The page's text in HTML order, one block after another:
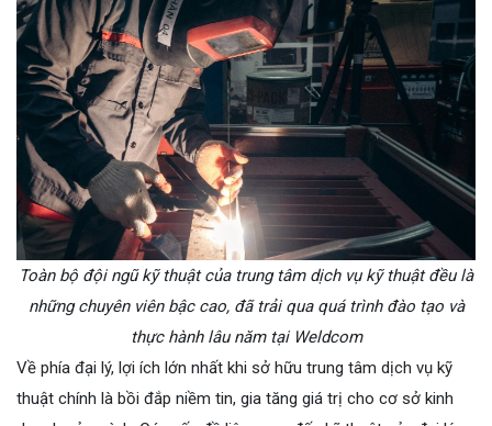
Toàn bộ đội ngũ kỹ thuật của trung tâm dịch vụ kỹ thuật đều là
những chuyên viên bậc cao, đã trải qua quá trình đào tạo và
thực hành lâu năm tại Weldcom
Về phía đại lý, lợi ích lớn nhất khi sở hữu trung tâm dịch vụ kỹ
thuật chính là bồi đắp niềm tin, gia tăng giá trị cho cơ sở kinh